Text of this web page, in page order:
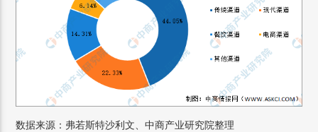
数据来源：弗若斯特沙利文、中商产业研究院整理